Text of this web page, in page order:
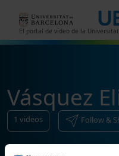
El portal de vídeo de la
Vásquez
1 videos Follow &